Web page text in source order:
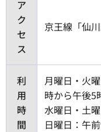
ア
ク
セ
ス
京王線「仙
利
用
時
間
月曜日・火
時から午後5
水曜日・土
日曜日：午